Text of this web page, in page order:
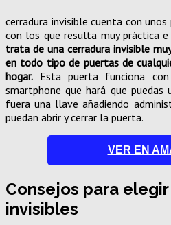
cerradura invisible cuenta con
con los que resulta muy práctica
trata de una cerradura invisible
en todo tipo de puertas de
hogar. Esta puerta funciona
smartphone que hará que
fuera una llave añadiendo
puedan abrir y cerrar la puerta.
VER EN
Consejos para
invisibles